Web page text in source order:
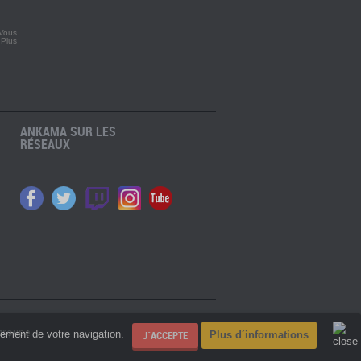
de votre navigation. Plus d´informations
Plus
ANKAMA SUR LES
RÉSEAUX